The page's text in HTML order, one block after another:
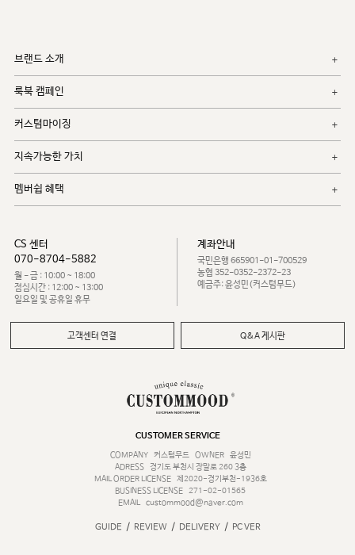
브랜드 소개
룩북 캠페인
커스텀마이징
지속가능한 가치
멤버쉽 혜택
CS 센터
070-8704-5882
월 - 금 : 10:00 ~ 18:00
점심시간 : 12:00 ~ 13:00
일요일 및 공휴일 휴무
계좌안내
국민은행 665901-01-700529
농협 352-0352-2372-23
예금주: 윤성민(커스텀무드)
고객센터 연결 Q&A 게시판
CUSTOMER SERVICE
COMPANY
커스텀무드 OWNER
윤성민
ADRESS
경기도 부천시 장말로 260 3층
MAIL ORDER LICENSE
제2020-경기부천-1936호
BUSINESS LICENSE 271-02-01565
EMAIL
custommood@naver.com
GUIDE / REVIEW / DELIVERY / PC VER